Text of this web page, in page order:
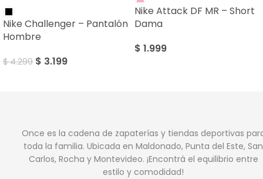
Nike Challenger – Pantalón
Hombre
$4.299 $ 3.199
Nike Attack DF MR – Short
Dama
$ 1.999
Once es la cadena de zapaterías y tiendas deportivas
toda la familia. Ubicada en Maldonado, Punta del Este, San
Carlos, Rocha y Montevideo. ¡Encontrá el equilibrio entre
estilo y comodidad!